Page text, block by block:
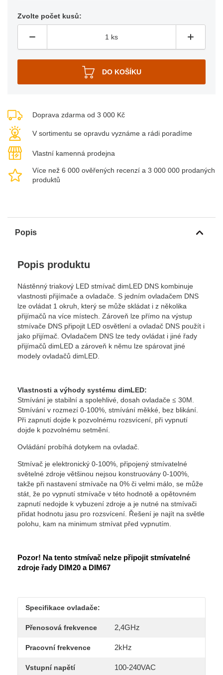
Zvolte počet kusů:
Doprava zdarma od 3 000 Kč
V sortimentu se opravdu vyznáme a rádi poradíme
Vlastní kamenná prodejna
Více než 6 000 ověřených recenzí a 3 000 000 prodaných
produktů
Popis
Popis produktu
Nástěnný triakový LED stmívač dimLED DNS kombinuje
vlastnosti přijímače a ovladače. S jedním ovladačem DNS
lze ovládat 1 okruh, který se může skládat i z několika
přijímačů na více místech. Zároveň lze přímo na výstup
stmívače DNS připojit LED osvětlení a ovladač DNS použít i
jako přijímač. Ovladačem DNS lze tedy ovládat i jiné řady
přijímačů dimLED a zároveň k němu lze spárovat jiné
modely ovladačů dimLED.
Vlastnosti a výhody systému dimLED:
Stmívání je stabilní a spolehlivé, dosah ovladače ≤ 30M.
Stmívání v rozmezí 0-100%, stmívání měkké, bez blikání.
Při zapnutí dojde k pozvolnému rozsvícení, při vypnutí
dojde k pozvolnému setmění.
Ovládání probíhá dotykem na ovladač.
Stmívač je elektronický 0-100%, připojený stmívatelné
světelné zdroje většinou nejsou konstruovány 0-100%,
takže při nastavení stmívače na 0% či velmi málo, se může
stát, že po vypnutí stmívače v této hodnotě a opětovném
zapnutí nedojde k vybuzení zdroje a je nutné na stmívači
přidat hodnotu jasu pro rozsvícení. Řešení je najít na světle
polohu, kam na minimum stmívat před vypnutím.
Pozor! Na tento stmívač nelze připojit stmívatelné
zdroje řady DIM20 a DIM67
Specifikace ovladače:
Přenosová frekvence 2,4GHz
Pracovní frekvence 2kHz
Vstupní napětí 100-240VAC